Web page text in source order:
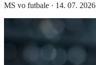
MS vo futbale · 14. 07. 2026